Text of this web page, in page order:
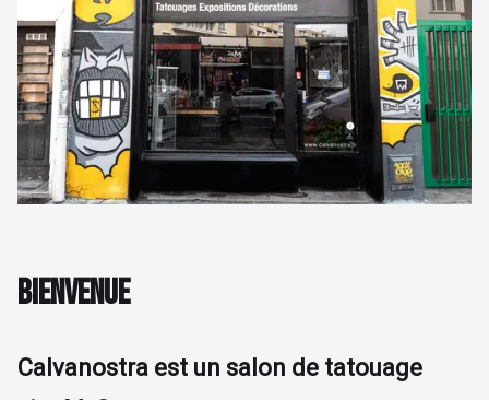
Détatouage Laser
Guides & Inspiration
La Boutique
FAQ
Contactez Nous
BIENVENUE
Calvanostra est un salon de tatouage